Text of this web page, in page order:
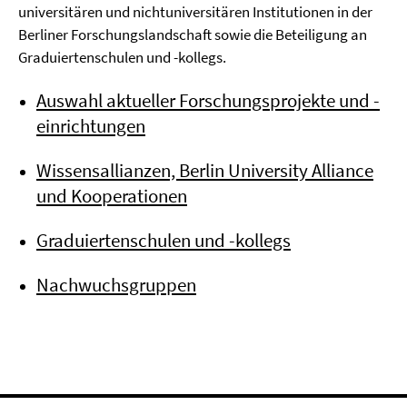
universitären und nichtuniversitären Institutionen in der
Berliner Forschungslandschaft sowie die Beteiligung an
Graduiertenschulen und -kollegs.
Auswahl aktueller Forschungsprojekte und -
einrichtungen
Wissensallianzen, Berlin University Alliance
und Kooperationen
Graduiertenschulen und -kollegs
Nachwuchsgruppen